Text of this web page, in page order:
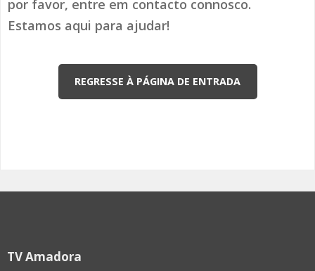
por favor, entre em contacto connosco.
Estamos aqui para ajudar!
REGRESSE À PÁGINA DE ENTRADA
TV Amadora